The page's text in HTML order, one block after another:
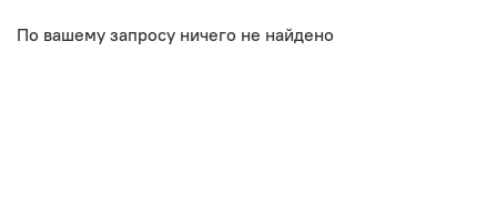
По вашему запросу ничего не найдено